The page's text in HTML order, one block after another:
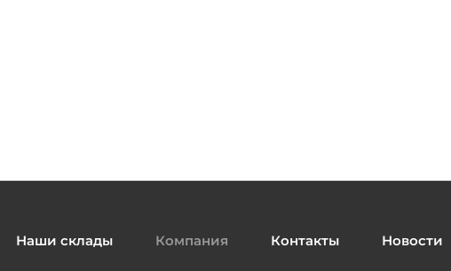
Наши склады Компания Контакты Новости